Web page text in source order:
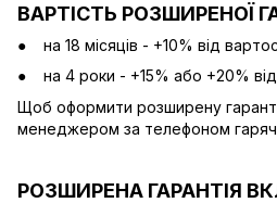
ВАРТІСТЬ РОЗШИРЕНОЇ
на 18 місяців - +10% від
на 4 роки - +15% або +20%
Щоб оформити розширену
менеджером за телефоном
РОЗШИРЕНА ГАРАНТІЯ